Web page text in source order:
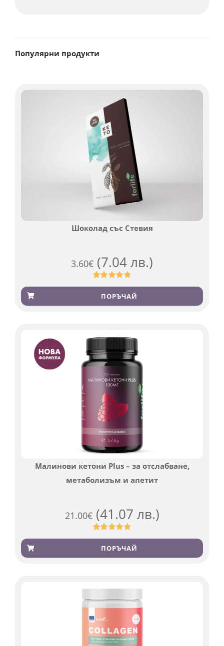
Популярни продукти
Шоколад със Стевия
3.60€ (7.04 лв.)
Оценен
4.79 от 5,
базирано
185
ПОРЪЧАЙ
Малинови кетони Plus – за отслабване,
метаболизъм и апетит
21.00€ (41.07 лв.)
Оценен
4.76 от 5,
819
ПОРЪЧАЙ